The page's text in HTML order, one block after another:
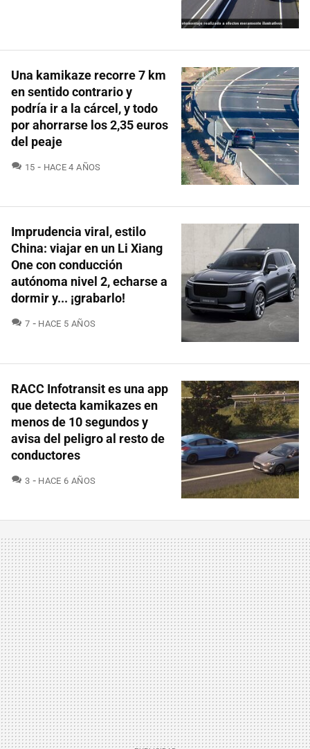
Una kamikaze recorre 7 km
en sentido contrario y
podría ir a la cárcel, y todo
por ahorrarse los 2,35 euros
del peaje
15 COMENTARIOS
HACE 4 AÑOS
Imprudencia viral, estilo
China: viajar en un Li Xiang
One con conducción
autónoma nivel 2, echarse a
dormir y... ¡grabarlo!
7 COMENTARIOS
HACE 5 AÑOS
RACC Infotransit es una app
que detecta kamikazes en
menos de 10 segundos y
avisa del peligro al resto de
conductores
3 COMENTARIOS
HACE 6 AÑOS